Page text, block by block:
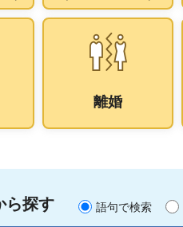
離婚
ら探す 語句で検索